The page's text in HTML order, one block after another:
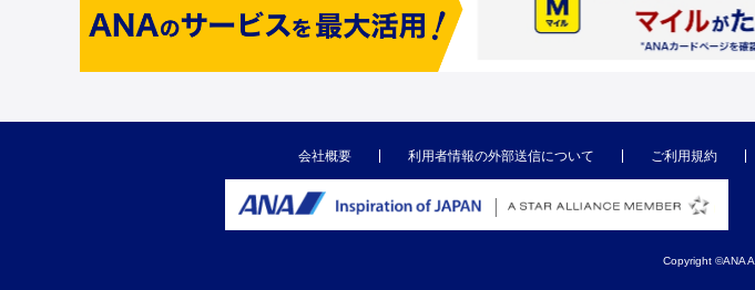
会社概要 利用者情報の外部送信について ご利用規約
Copyright ©ANA